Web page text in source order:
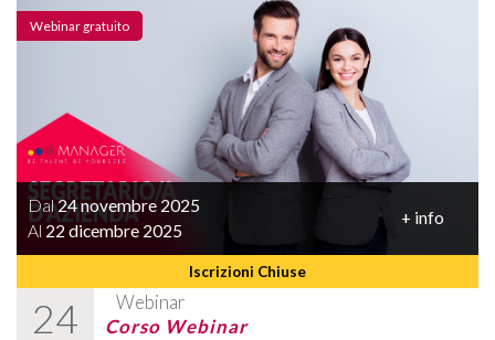
Iscrizioni Chiuse
Dal24 novembre 2025
Al 22 dicembre 2025
+ info
24 Webinar
Webinar gratuito
Corso Webinar